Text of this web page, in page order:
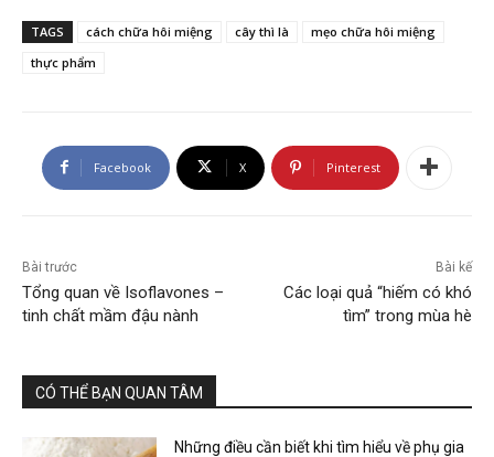
TAGS cách chữa hôi miệng cây thì là
mẹo chữa hôi miệng
thực phẩm
Facebook X Pinterest
Bài trước
Tổng quan về Isoflavones –
tinh chất mầm đậu nành
Bài kế
Các loại quả “hiếm có khó
tìm” trong mùa hè
CÓ THỂ BẠN QUAN TÂM
Những điều cần biết khi tìm hiểu về phụ gia